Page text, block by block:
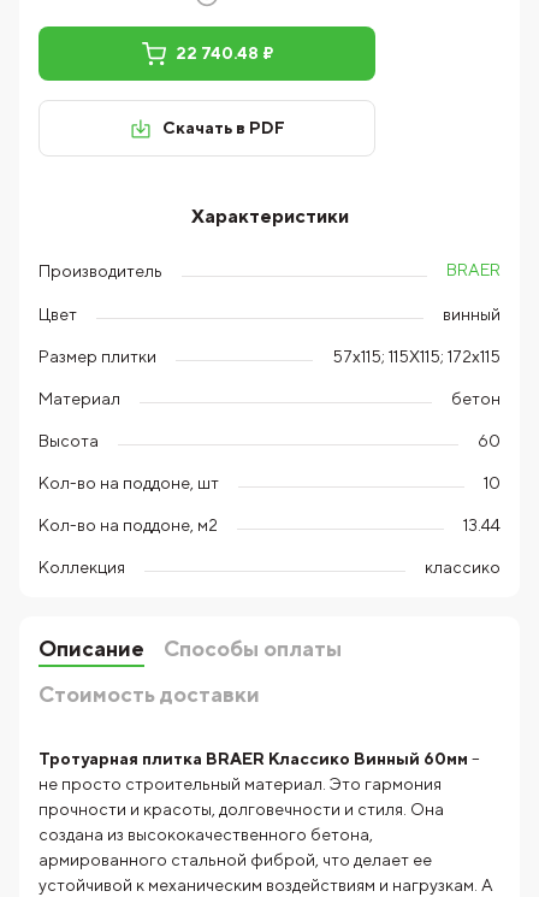
22 740.48 ₽
Скачать в PDF
Характеристики
Производитель BRAER
Цвет винный
Размер плитки 57х115; 115Х115; 172х115
Материал бетон
Высота 60
Кол-во на поддоне, шт 10
Кол-во на поддоне, м2 13.44
Коллекция классико
Описание
Способы оплаты
Стоимость доставки
Тротуарная плитка BRAER Классико Винный 60мм –
не просто строительный материал. Это гармония
прочности и красоты, долговечности и стиля. Она
создана из высококачественного бетона,
армированного стальной фиброй, что делает ее
устойчивой к механическим воздействиям и нагрузкам. А